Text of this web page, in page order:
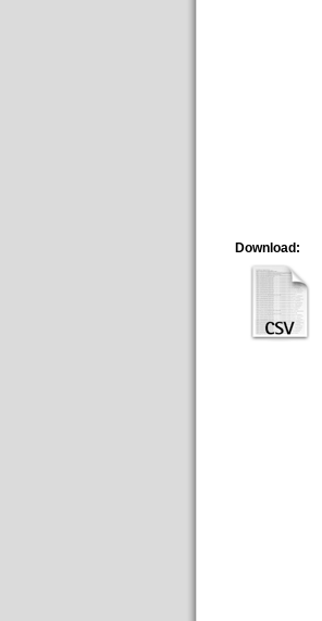
Download: